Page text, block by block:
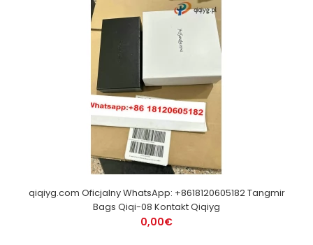
qiqiyg.com Oficjalny WhatsApp: +8618120605182 Tangmir
Bags Qiqi-08 Kontakt Qiqiyg
0,00€